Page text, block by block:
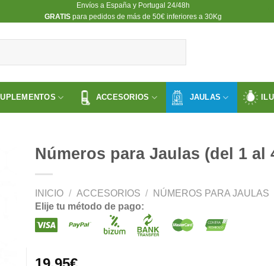
Envíos a España y Portugal 24/48h
​GRATISpara pedidos de más de 50€ inferiores a 30Kg
ACCESORIOS JAULAS
Números para Jaulas (del 1 al
INICIO / ACCESORIOS /
NÚMEROS PARA JAULAS
Elije tu método de pago: